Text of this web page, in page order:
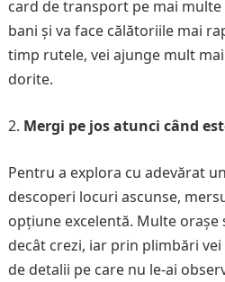
card de transport pe mai multe
bani și va face călătoriile mai
timp rutele, vei ajunge mult
dorite.
Mergi pe jos atunci când
Pentru a explora cu adevărat
descoperi locuri ascunse,
opțiune excelentă. Multe orașe
decât crezi, iar prin plimbări
de detalii pe care nu le-ai